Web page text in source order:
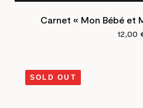
Carnet « Mon Bébé et
12,00
SOLD OUT